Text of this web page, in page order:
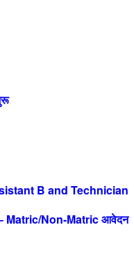
B and Technician
Matric/Non-Matric आवेदन